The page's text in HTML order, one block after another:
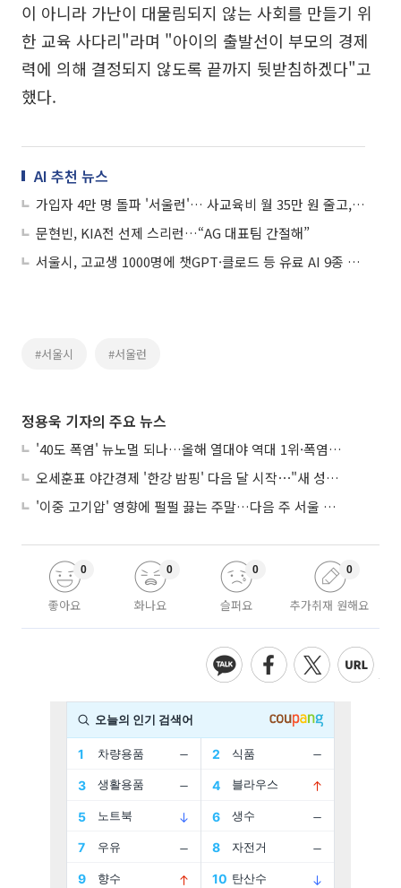
이 아니라 가난이 대물림되지 않는 사회를 만들기 위
한 교육 사다리"라며 "아이의 출발선이 부모의 경제
력에 의해 결정되지 않도록 끝까지 뒷받침하겠다"고
했다.
AI 추천 뉴스
가입자 4만 명 돌파 '서울런'… 사교육비 월 35만 원 줄고, 성적은 쑥
문현빈, KIA전 선제 스리런…“AG 대표팀 간절해”
서울시, 고교생 1000명에 챗GPT·클로드 등 유료 AI 9종 무료 지원
#서울시 #서울런
정용욱 기자의 주요 뉴스
'40도 폭염' 뉴노멀 되나…올해 열대야 역대 1위·폭염일수 평년 3배 넘어
오세훈표 야간경제 '한강 밤핑' 다음 달 시작⋯"새 성장동력 만들 것"
'이중 고기압' 영향에 펄펄 끓는 주말…다음 주 서울 포함 서쪽이 더 덥다
좋아요
0
화나요
0
슬퍼요
0
추가취재 원해요
0